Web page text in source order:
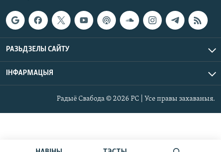
РАЗЬДЗЕЛЫ САЙТУ
ІНФАРМАЦЫЯ
Радыё Свабода © 2026 РС | Усе правы захаваныя.